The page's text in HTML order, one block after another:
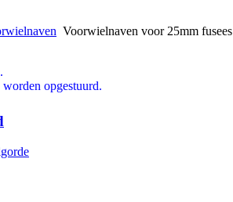
Voorwielnaven voor 25mm fusees
opgestuurd.